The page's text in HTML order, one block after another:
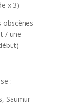
x 3)
obscènes
/ une
: